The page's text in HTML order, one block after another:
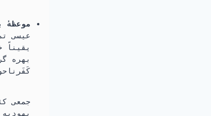
موعظهٔ
یقیناً
بهره
جمعی